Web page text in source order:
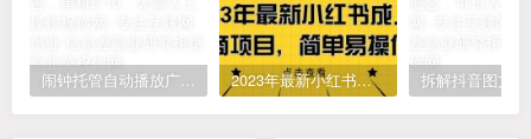
2023年最新小红书成人电商项目，简单易操作【详细教程】